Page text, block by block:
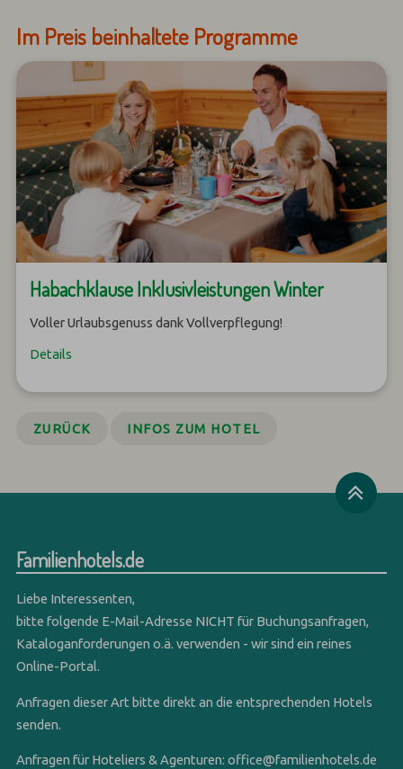
Im Preis beinhaltete Programme
Habachklause Inklusivleistungen Winter
Voller Urlaubsgenuss dank Vollverpflegung!
Details
ZURÜCK INFOS ZUM HOTEL
Familienhotels.de
Liebe Interessenten,
bitte folgende E-Mail-Adresse NICHT für Buchungsanfragen,
Kataloganforderungen o.ä. verwenden - wir sind ein reines
Online-Portal.
Anfragen dieser Art bitte direkt an die entsprechenden Hotels
senden.
Anfragen für Hoteliers & Agenturen:office@familienhotels.de